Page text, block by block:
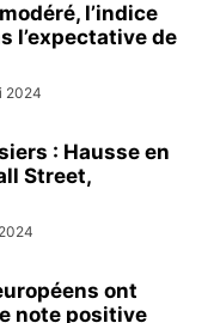
l’indice
l’expectative de
2024
: Hausse en
Street,
ont
note positive